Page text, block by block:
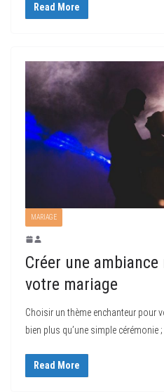
Read More
MARIAGE
Créer une
votre mariage
Choisir un thème enchanteur pour
bien plus qu’une simple cérémonie
Read More